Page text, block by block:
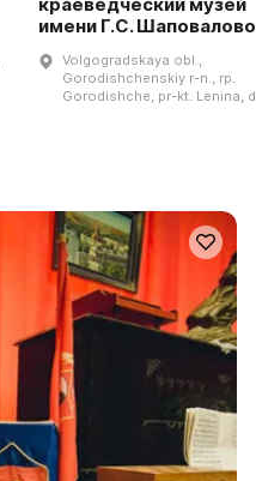
краеведческий музей
имени Г.С.
Volgogradskaya obl.,
Gorodishchenskiy r-n., rp.
Gorodishche, pr-kt. Lenina,